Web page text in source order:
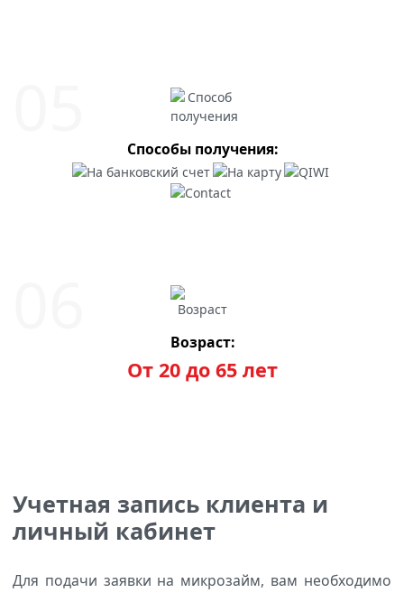
Способы получения:
Возраст:
От 20 до 65 лет
Учетная запись клиента и
личный кабинет
Для подачи заявки на микрозайм, вам необходимо